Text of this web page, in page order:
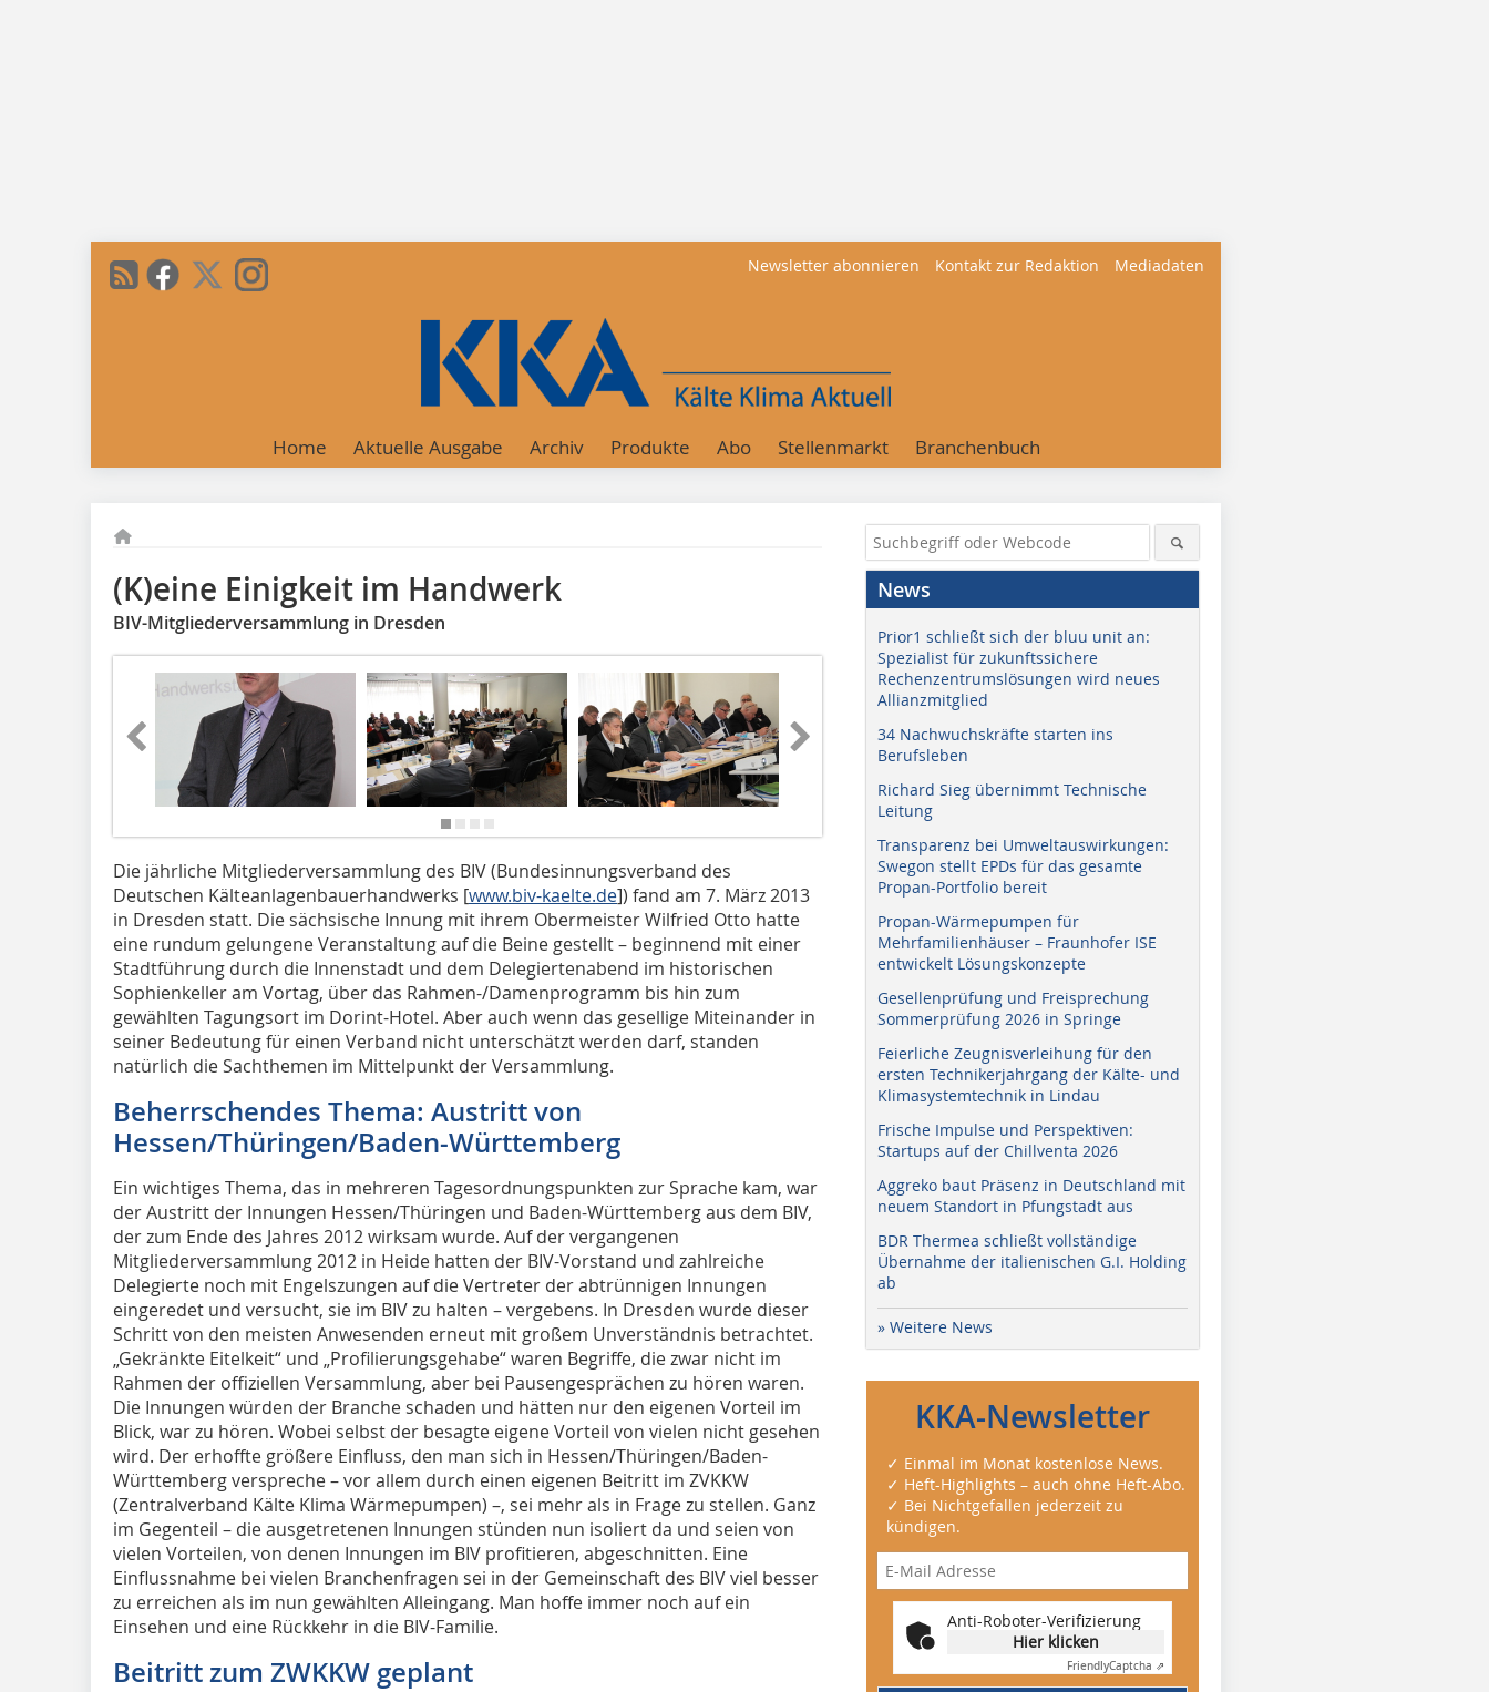
Newsletter abonnieren Kontakt zur Redaktion Mediadaten
Home Aktuelle Ausgabe Archiv Produkte Abo Stellenmarkt Branchenbuch
(K)eine Einigkeit im Handwerk
BIV-Mitgliederversammlung in Dresden
Die jährliche Mitgliederversammlung des BIV (Bundesinnungsverband des
Deutschen Kälteanlagenbauerhandwerks [www.biv-kaelte.de]) fand am 7. März 2013
in Dresden statt. Die sächsische Innung mit ihrem Obermeister Wilfried Otto hatte
eine rundum gelungene Veranstaltung auf die Beine gestellt – beginnend mit einer
Stadtführung durch die Innenstadt und dem Delegiertenabend im historischen
Sophienkeller am Vortag, über das Rahmen-/Damenprogramm bis hin zum
gewählten Tagungsort im Dorint-Hotel. Aber auch wenn das gesellige Miteinander in
seiner Bedeutung für einen Verband nicht unterschätzt werden darf, standen
natürlich die Sachthemen im Mittelpunkt der Versammlung.
Beherrschendes Thema: Austritt von
Hessen/Thüringen/Baden-Württemberg
Ein wichtiges Thema, das in mehreren Tagesordnungspunkten zur Sprache kam, war
der Austritt der Innungen Hessen/Thüringen und Baden-Württemberg aus dem BIV,
der zum Ende des Jahres 2012 wirksam wurde. Auf der vergangenen
Mitgliederversammlung 2012 in Heide hatten der BIV-Vorstand und zahlreiche
Delegierte noch mit Engelszungen auf die Vertreter der abtrünnigen Innungen
eingeredet und versucht, sie im BIV zu halten – vergebens. In Dresden wurde dieser
Schritt von den meisten Anwesenden erneut mit großem Unverständnis betrachtet.
„Gekränkte Eitelkeit“ und „Profilierungsgehabe“ waren Begriffe, die zwar nicht im
Rahmen der offiziellen Versammlung, aber bei Pausengesprächen zu hören waren.
Die Innungen würden der Branche schaden und hätten nur den eigenen Vorteil im
Blick, war zu hören. Wobei selbst der besagte eigene Vorteil von vielen nicht gesehen
wird. Der erhoffte größere Einfluss, den man sich in Hessen/Thüringen/Baden-
Württemberg verspreche – vor allem durch einen eigenen Beitritt im ZVKKW
(Zentralverband Kälte Klima Wärmepumpen) –, sei mehr als in Frage zu stellen. Ganz
im Gegenteil – die ausgetretenen Innungen stünden nun isoliert da und seien von
vielen Vorteilen, von denen Innungen im BIV profitieren, abgeschnitten. Eine
Einflussnahme bei vielen Branchenfragen sei in der Gemeinschaft des BIV viel besser
zu erreichen als im nun gewählten Alleingang. Man hoffe immer noch auf ein
Einsehen und eine Rückkehr in die BIV-Familie.
Beitritt zum ZWKKW geplant
News
Prior1 schließt sich der bluu unit an:
Spezialist für zukunftssichere
Rechenzentrumslösungen wird neues
Allianzmitglied
34 Nachwuchskräfte starten ins
Berufsleben
Richard Sieg übernimmt Technische
Leitung
Transparenz bei Umweltauswirkungen:
Swegon stellt EPDs für das gesamte
Propan-Portfolio bereit
Propan-Wärmepumpen für
Mehrfamilienhäuser – Fraunhofer ISE
entwickelt Lösungskonzepte
Gesellenprüfung und Freisprechung
Sommerprüfung 2026 in Springe
Feierliche Zeugnisverleihung für den
ersten Technikerjahrgang der Kälte- und
Klimasystemtechnik in Lindau
Frische Impulse und Perspektiven:
Startups auf der Chillventa 2026
Aggreko baut Präsenz in Deutschland mit
neuem Standort in Pfungstadt aus
BDR Thermea schließt vollständige
Übernahme der italienischen G.I. Holding
ab
» Weitere News
KKA-Newsletter
✓ Einmal im Monat kostenlose News.
✓ Heft-Highlights – auch ohne Heft-Abo.
✓ Bei Nichtgefallen jederzeit zu
kündigen.
Anti-Roboter-Verifizierung
Hier klicken
FriendlyCaptcha ⇗